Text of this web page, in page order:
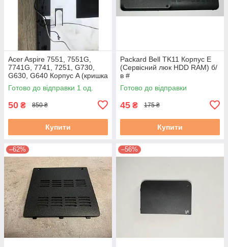
Acer Aspire 7551, 7551G,
7741G, 7741, 7251, G730,
G630, G640 Корпус A (кришка
матриці) бу #
Готово до відправки 1 од.
50 ₴ 850 ₴
Купити
Packard Bell TK11 Корпус E
(Сервісний люк HDD RAM) б/
в #
Готово до відправки
45 ₴ 175 ₴
Купити
–62% –56%